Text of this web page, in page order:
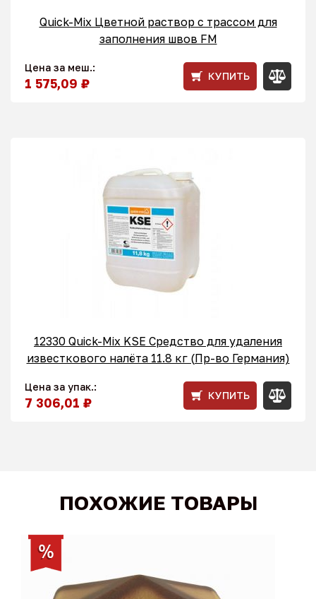
Quick-Mix Цветной раствор с трассом для
заполнения швов FM
Цена за меш.:
1 575,09 ₽ КУПИТЬ
12330 Quick-Mix KSE Средство для удаления
известкового налёта 11.8 кг (Пр-во Германия)
Цена за упак.:
7 306,01 ₽ КУПИТЬ
ПОХОЖИЕ ТОВАРЫ